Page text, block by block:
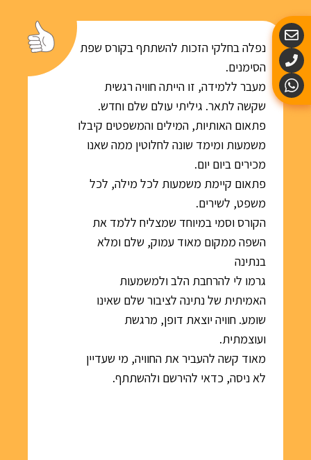
נפלה בחלקי הזכות להשתתף בקורס שפת
הסימנים.
מעבר ללמידה, זו הייתה חוויה רגשית
שקשה לתאר. גיליתי עולם שלם וחדש.
פתאום האותיות, המילים והמשפטים קיבלו
משמעות ומימד שונה לחלוטין ממה שאנו
מכירים ביום יום.
פתאום קיימת משמעות לכל מילה, לכל
משפט, לשירים.
הקורס וסמי במיוחד שמצליח ללמד את
השפה ממקום מאוד עמוק, שלם ומלא
בנתינה
גרמו לי להרחבת הלב ולמשמעות
האמיתית של נתינה לציבור שלם שאינו
שומע. חוויה יוצאת דופן, מרגשת
ועוצמתית.
מאוד קשה להעביר את החוויה, מי שעדיין
לא ניסה, כדאי להירשם ולהשתתף.